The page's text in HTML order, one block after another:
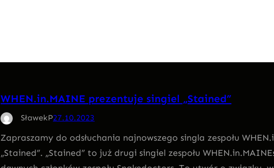
WHEN.in.MAINE prezentuje singiel „Stained”
SławekP27.10.2023
Zapraszamy do odsłuchania najnowszego singla zespołu
„Stained”. „Stained” to już drugi singiel zespołu